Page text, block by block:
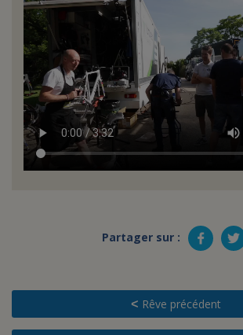
Partager sur :
< Rêve précédent